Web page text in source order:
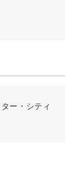
ー・シティ